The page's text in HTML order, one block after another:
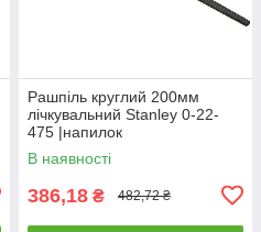
Рашпіль круглий 200мм
лічкувальний Stanley 0-22-
475 |напилок
В наявності
386,18 ₴ 482,72 ₴